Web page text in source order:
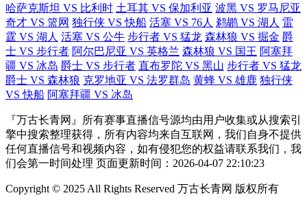
哈萨克斯坦 VS 比利时 土耳其 VS 保加利亚 波黑 VS 罗马尼亚
奇才 VS 篮网 独行侠 VS 快船 活塞 VS 76人 鹈鹕 VS 湖人 雷
霆 VS 湖人 活塞 VS 公牛 步行者 VS 猛龙 森林狼 VS 掘金 爵
士 VS 步行者 阿尔巴尼亚 VS 英格兰 森林狼 VS 国王 阿塞拜
疆 VS 冰岛 爵士 VS 步行者 直布罗陀 VS 黑山 步行者 VS 猛龙
爵士 VS 森林狼 克罗地亚 VS 法罗群岛 黄蜂 VS 雄鹿 独行侠
VS 快船 阿塞拜疆 VS 冰岛
『万古长青网』所有赛事直播信号源均由用户收集或从搜索引
擎中搜索整理获得，所有内容均来自互联网，我们自身不提供
任何直播信号和视频内容，如有侵犯您的权益请联系我们，我
们会第一时间处理 页面更新时间：2026-04-07 22:10:23
Copyright © 2025 All Rights Reserved 万古长青网 版权所有